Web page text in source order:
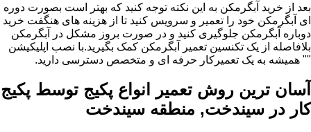
بعد از خرید آبگرمکن به این نکته توجه کنید که بهتر است بصورت دوره
ای آبگرمکن خود را تعمیر و سرویس کنید تا از هزینه های هنگفت خرید
دوباره آبگرمکن جلوگیری کنید و در صورت بروز مشکل در آبگرمکن
بلافاصله از یک تکنسین تعمیر آبگرمکن کمک بگیرید.با نصب اپلیکیشن
"" همیشه به یک تعمیرکار حرفه ای و متخصص دسترسی دارید.
آسان ترین روش تعمیر انواع پکیج توسط پکیج
کار در سیندخت, منطقه سیندخت